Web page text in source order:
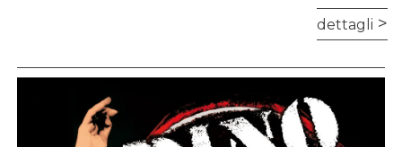
dettagli